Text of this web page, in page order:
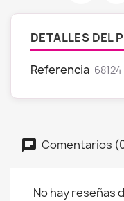
DETALLES DEL
Referencia 68124
Comentarios
No hay reseñas